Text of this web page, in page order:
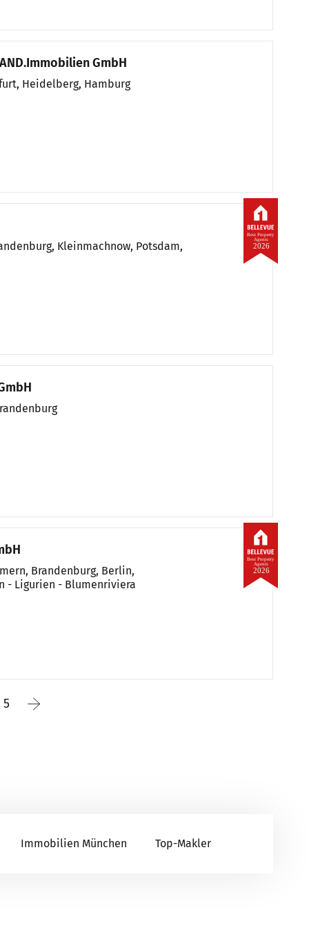
GmbH
Heidelberg, Hamburg
Kleinmachnow, Potsdam,
2026
Best Property
Agents
Brandenburg, Berlin,
- Ligurien - Blumenriviera
2026
Best Property
Agents
5
Immobilien München Top-Makler